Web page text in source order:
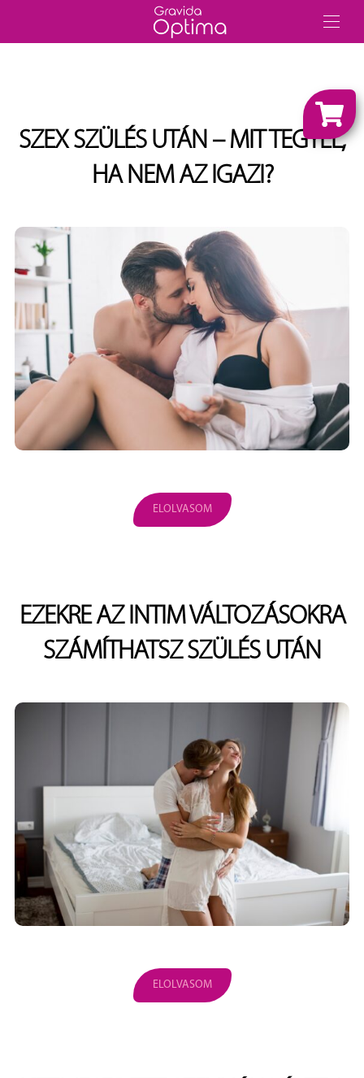
SZEX SZÜLÉS UTÁN – MIT TEGYÉL,
HA NEM AZ IGAZI?
ELOLVASOM
EZEKRE AZ INTIM VÁLTOZÁSOKRA
SZÁMÍTHATSZ SZÜLÉS UTÁN
ELOLVASOM